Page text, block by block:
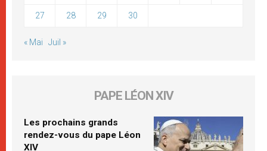
27 28 29 30
« Mai Juil »
PAPE LÉON XIV
Les prochains grands
rendez-vous du pape Léon
XIV